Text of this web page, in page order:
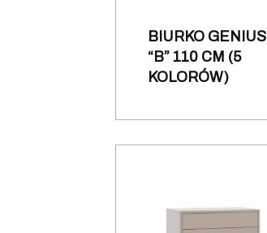
BIURKO GENIUS
“B” 110 CM (5
KOLORÓW)